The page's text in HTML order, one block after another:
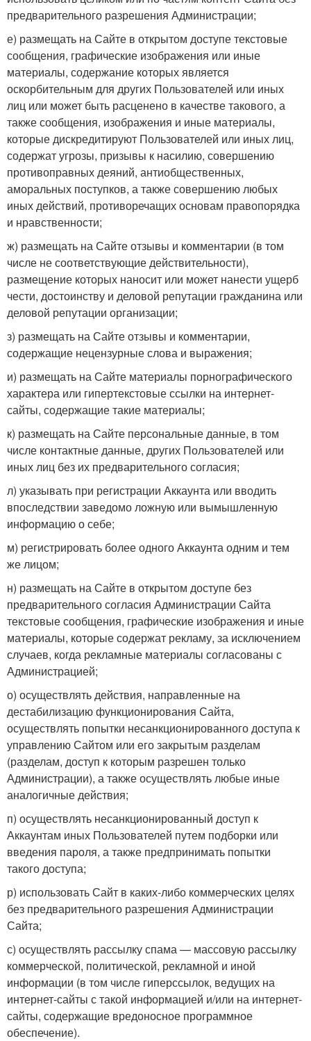
предварительного разрешения Администрации;
е) размещать на Сайте в открытом доступе текстовые
сообщения, графические изображения или иные
материалы, содержание которых является
оскорбительным для других Пользователей или иных
лиц или может быть расценено в качестве такового, а
также сообщения, изображения и иные материалы,
которые дискредитируют Пользователей или иных лиц,
содержат угрозы, призывы к насилию, совершению
противоправных деяний, антиобщественных,
аморальных поступков, а также совершению любых
иных действий, противоречащих основам правопорядка
и нравственности;
ж) размещать на Сайте отзывы и комментарии (в том
числе не соответствующие действительности),
размещение которых наносит или может нанести ущерб
чести, достоинству и деловой репутации гражданина или
деловой репутации организации;
з) размещать на Сайте отзывы и комментарии,
содержащие нецензурные слова и выражения;
и) размещать на Сайте материалы порнографического
характера или гипертекстовые ссылки на интернет-
сайты, содержащие такие материалы;
к) размещать на Сайте персональные данные, в том
числе контактные данные, других Пользователей или
иных лиц без их предварительного согласия;
л) указывать при регистрации Аккаунта или вводить
впоследствии заведомо ложную или вымышленную
информацию о себе;
м) регистрировать более одного Аккаунта одним и тем
же лицом;
н) размещать на Сайте в открытом доступе без
предварительного согласия Администрации Сайта
текстовые сообщения, графические изображения и иные
материалы, которые содержат рекламу, за исключением
случаев, когда рекламные материалы согласованы с
Администрацией;
о) осуществлять действия, направленные на
дестабилизацию функционирования Сайта,
осуществлять попытки несанкционированного доступа к
управлению Сайтом или его закрытым разделам
(разделам, доступ к которым разрешен только
Администрации), а также осуществлять любые иные
аналогичные действия;
п) осуществлять несанкционированный доступ к
Аккаунтам иных Пользователей путем подборки или
введения пароля, а также предпринимать попытки
такого доступа;
р) использовать Сайт в каких-либо коммерческих целях
без предварительного разрешения Администрации
Сайта;
с) осуществлять рассылку спама — массовую рассылку
коммерческой, политической, рекламной и иной
информации (в том числе гиперссылок, ведущих на
интернет-сайты с такой информацией и/или на интернет-
сайты, содержащие вредоносное программное
обеспечение).